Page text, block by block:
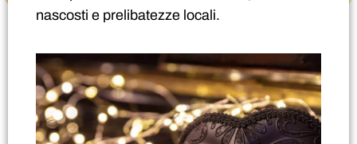
nascosti e prelibatezze locali.